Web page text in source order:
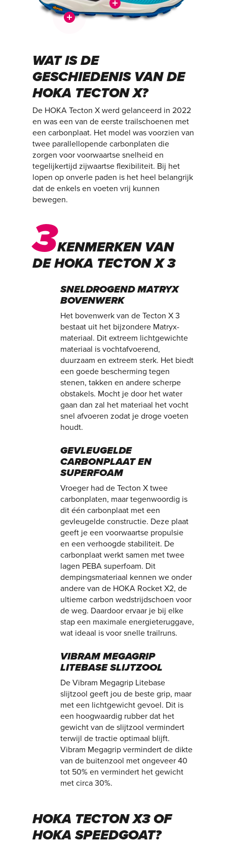
WAT IS DE
GESCHIEDENIS VAN DE
HOKA TECTON X?
De HOKA Tecton X werd gelanceerd in 2022
en was een van de eerste trailschoenen met
een carbonplaat. Het model was voorzien van
twee parallellopende carbonplaten die
zorgen voor voorwaartse snelheid en
tegelijkertijd zijwaartse flexibiliteit. Bij het
lopen op onverle paden is het heel belangrijk
dat de enkels en voeten vrij kunnen
bewegen.
3KENMERKEN VAN
DE HOKA TECTON X 3
SNELDROGEND MATRYX
BOVENWERK
Het bovenwerk van de Tecton X 3
bestaat uit het bijzondere Matryx-
materiaal. Dit extreem lichtgewichte
materiaal is vochtafvoerend,
duurzaam en extreem sterk. Het biedt
een goede bescherming tegen
stenen, takken en andere scherpe
obstakels. Mocht je door het water
gaan dan zal het materiaal het vocht
snel afvoeren zodat je droge voeten
houdt.
GEVLEUGELDE
CARBONPLAAT EN
SUPERFOAM
Vroeger had de Tecton X twee
carbonplaten, maar tegenwoordig is
dit één carbonplaat met een
gevleugelde constructie. Deze plaat
geeft je een voorwaartse propulsie
en een verhoogde stabiliteit. De
carbonplaat werkt samen met twee
lagen PEBA superfoam. Dit
dempingsmateriaal kennen we onder
andere van de HOKA Rocket X2, de
ultieme carbon wedstrijdschoen voor
de weg. Daardoor ervaar je bij elke
stap een maximale energieteruggave,
wat ideaal is voor snelle trailruns.
VIBRAM MEGAGRIP
LITEBASE SLIJTZOOL
De Vibram Megagrip Litebase
slijtzool geeft jou de beste grip, maar
met een lichtgewicht gevoel. Dit is
een hoogwaardig rubber dat het
gewicht van de slijtzool vermindert
terwijl de tractie optimaal blijft.
Vibram Megagrip vermindert de dikte
van de buitenzool met ongeveer 40
tot 50% en vermindert het gewicht
met circa 30%.
HOKA TECTON X3 OF
HOKA SPEEDGOAT?